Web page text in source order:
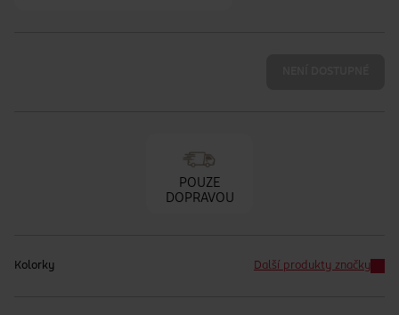
POUZE
DOPRAVOU
Kolorky Další produkty značky